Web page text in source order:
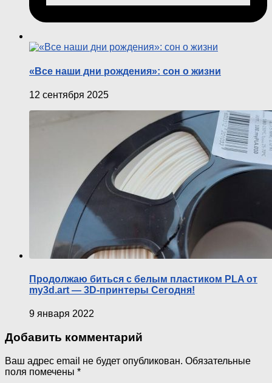
«Все наши дни рождения»: сон о жизни
12 сентября 2025
Продолжаю биться с белым пластиком PLA от
my3d.art — 3D-принтеры Сегодня!
9 января 2022
Добавить комментарий
Ваш адрес email не будет опубликован. Обязательные
поля помечены *